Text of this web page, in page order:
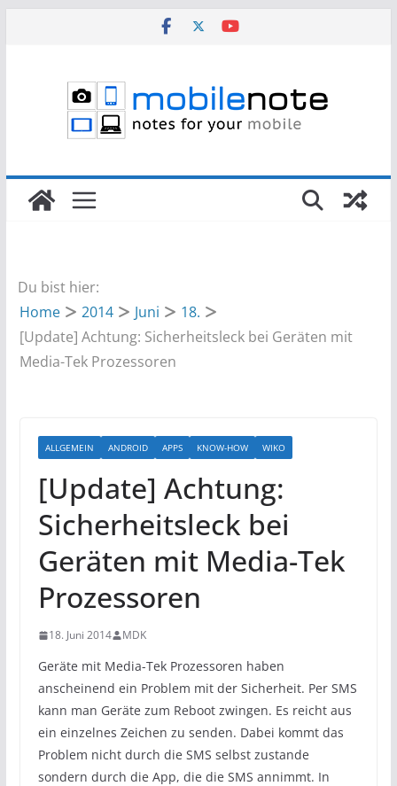
Du bist hier:
Home
2014 Juni
18.
[Update] Achtung: Sicherheitsleck bei Geräten mit
Media-Tek Prozessoren
ALLGEMEIN ANDROID APPS KNOW-HOW WIKO
[Update] Achtung:
Sicherheitsleck bei
Geräten mit Media-Tek
Prozessoren
18. Juni 2014 MDK
Geräte mit Media-Tek Prozessoren haben
anscheinend ein Problem mit der Sicherheit. Per SMS
kann man Geräte zum Reboot zwingen. Es reicht aus
ein einzelnes Zeichen zu senden. Dabei kommt das
Problem nicht durch die SMS selbst zustande
sondern durch die App, die die SMS annimmt. In